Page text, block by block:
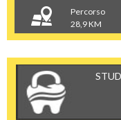
Percorso
28,9 KM